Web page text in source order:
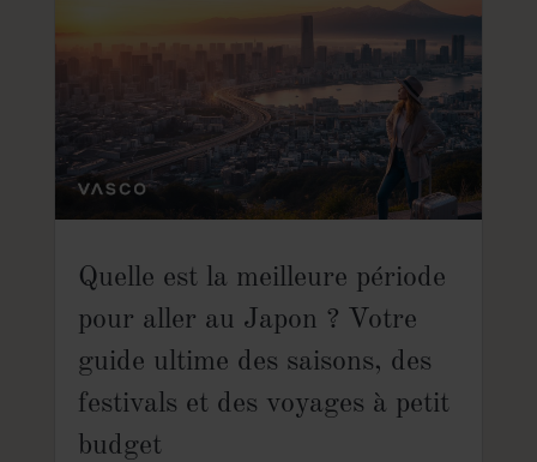
Quelle est la meilleure période
pour aller au Japon ? Votre
guide ultime des saisons, des
festivals et des voyages à petit
budget